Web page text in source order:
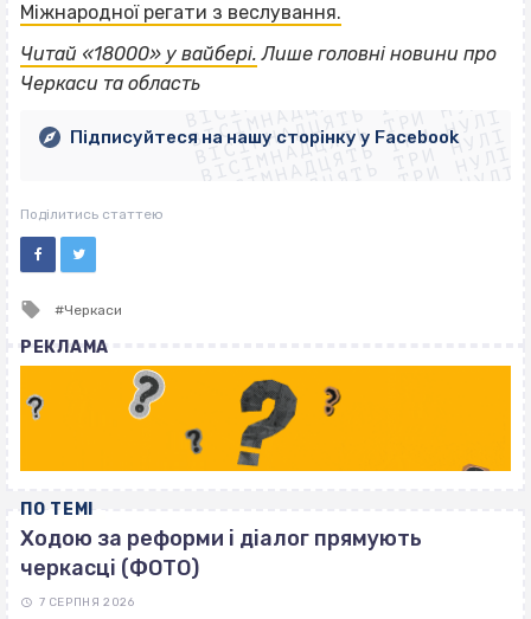
Міжнародної регати з веслування.
Читай «18000» у вайбері. Лише головні новини про
Черкаси та областьВІСІМНАДЦЯТЬ ТРИ НУЛІ
ВІСІМНАДЦЯТЬ ТРИ НУЛІ
ВІСІМНАДЦЯТЬ ТРИ НУЛІ
ВІСІМНАДЦЯТЬ ТРИ НУЛІ
ВІСІМНАДЦЯТЬ ТРИ НУЛІ
ВІСІМНАДЦЯТЬ ТРИ НУЛІ
ВІСІМНАДЦЯТЬ ТРИ НУЛІ
ВІСІМНАДЦЯТЬ ТРИ НУЛІ
Підписуйтеся на нашу сторінку у Facebook
Поділитись статтею
Tagged
Черкаси
РЕКЛАМА
ПО ТЕМІ
Ходою за реформи і діалог прямують
черкасці (ФОТО)
7 СЕРПНЯ 2026